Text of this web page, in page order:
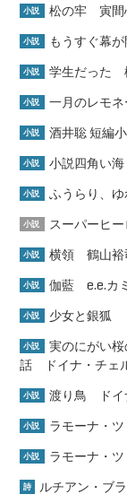
小説 松の牢 寅間
小説 もうすぐ幕
小説 学生だった
小説 一月のレモ
小説 酒井聡 短編
小説 小説四角い
小説 ふうらり、
小説 スーパーヒ
小説 横領 鶴山裕
小説 伽藍 e.e.カ
小説 少女と銀狐
小説
実のにがい
話 ドイナ・チェ
小説 渡り鳥 ドイ
小説 ラモーナ・
小説 ラモーナ・ツ
詩 ルチアン・ブ